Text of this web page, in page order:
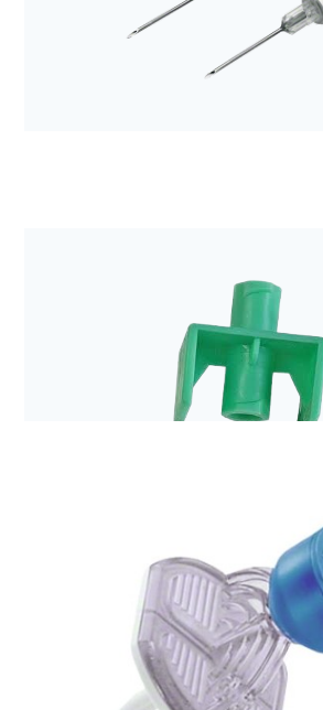
Bezpieczna linia naczyniowa
Igła do pobierania leków z